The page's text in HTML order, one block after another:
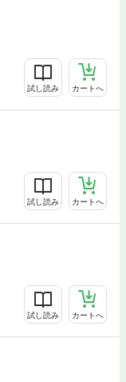
試し読み カートへ
試し読み カートへ
試し読み カートへ